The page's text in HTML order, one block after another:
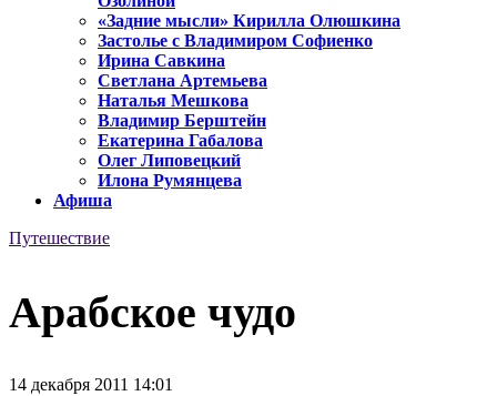
«Задние мысли» Кирилла Олюшкина
Застолье с Владимиром Софиенко
Ирина Савкина
Светлана Артемьева
Наталья Мешкова
Владимир Берштейн
Екатерина Габалова
Олег Липовецкий
Илона Румянцева
Афиша
Путешествие
Арабское чудо
14 декабря 2011 14:01